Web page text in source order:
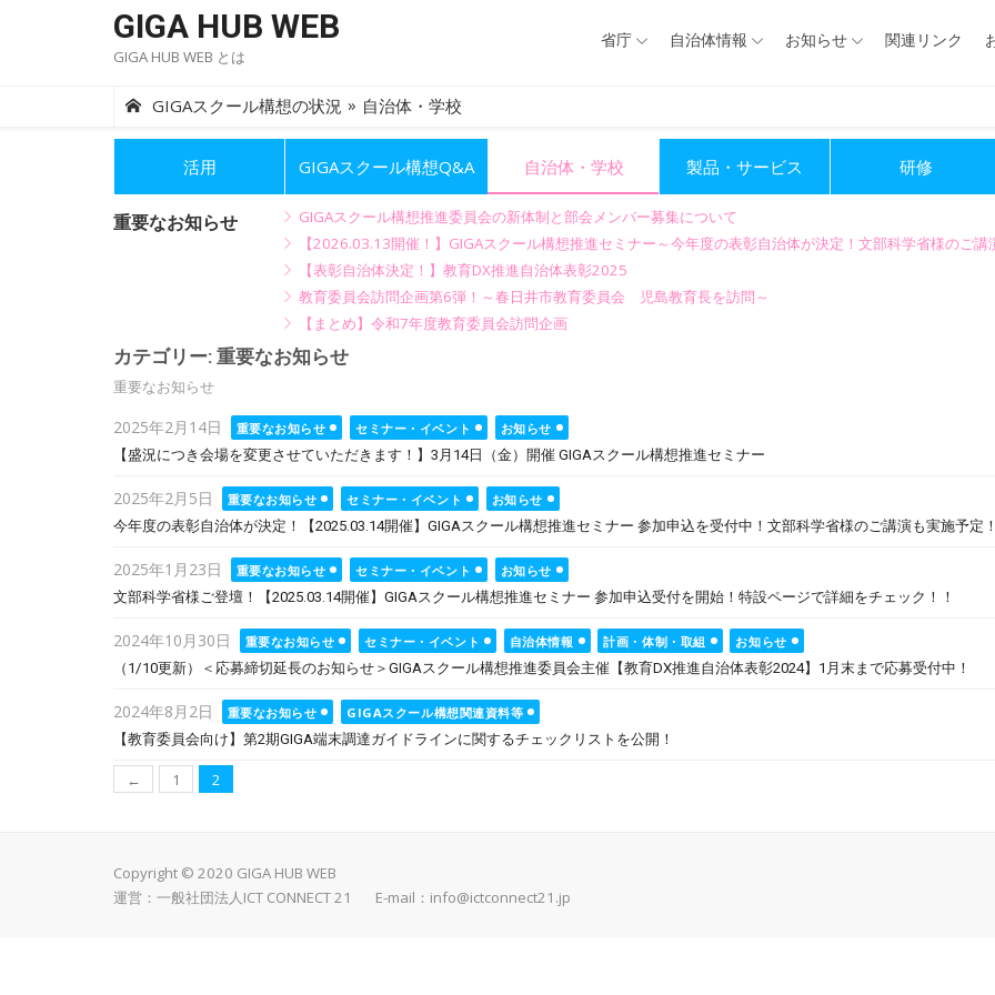
GIGA HUB WEB
GIGA HUB WEB とは
省庁 自治体情報 お知らせ 関連リンク
GIGAスクール構想の状況 » 自治体・学校
活用 GIGAスクール構想Q&A 自治体・学校 製品・サービス 研修
重要なお知らせ
GIGAスクール構想推進委員会の新体制と部会メンバー募集について
【2026.03.13開催！】GIGAスクール構想推進セミナー～今年度の表彰自治体が決定！文部科学省様のご講
【表彰自治体決定！】教育DX推進自治体表彰2025
教育委員会訪問企画第6弾！～春日井市教育委員会 児島教育長を訪問～
【まとめ】令和7年度教育委員会訪問企画
カテゴリー: 重要なお知らせ
重要なお知らせ
Posted
on
2025年2月14日 重要なお知らせ セミナー・イベント
お知らせ
【盛況につき会場を変更させていただきます！】3月14日（金）開催 GIGAスクール構想推進セミナー
Posted
on
2025年2月5日 重要なお知らせ セミナー・イベント
お知らせ
今年度の表彰自治体が決定！【2025.03.14開催】GIGAスクール構想推進セミナー 参加申込を受付中！文部科学省様のご講演も実施予定
Posted
on
2025年1月23日 重要なお知らせ セミナー・イベント
お知らせ
文部科学省様ご登壇！【2025.03.14開催】GIGAスクール構想推進セミナー 参加申込受付を開始！特設ページで詳細をチェック！！
Posted
on
2024年10月30日 重要なお知らせ セミナー・イベント 自治体情報 計画・体制・取組
お知らせ
（1/10更新）＜応募締切延長のお知らせ＞GIGAスクール構想推進委員会主催【教育DX推進自治体表彰2024】1月末まで応募受付中！
Posted
on
2024年8月2日 重要なお知らせ
GIGAスクール構想関連資料等
【教育委員会向け】第2期GIGA端末調達ガイドラインに関するチェックリストを公開！
投
ビ
ゲ
← 1 2
Copyright © 2020 GIGA HUB WEB
運営：一般社団法人ICT CONNECT 21 E-mail： info@ictconnect21.jp